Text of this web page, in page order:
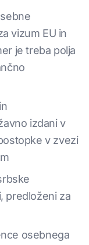
vizum EU in
je treba polja
izdani v
v zvezi
predloženi za
osebnega